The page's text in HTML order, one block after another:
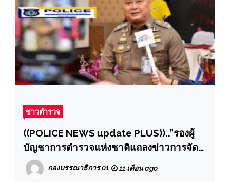
ข่าวตำรวจ
((POLICE NEWS update PLUS))..”รองผู้
บัญชาการตำรวจแห่งชาติแถลงข่าวการจัด
แข่งขันกีฬารักบี้ฟุตบอลประเพณีระหว่าง
ตำรวจไทย – มาเลเซีย ชิงถ้วยรุจิรวงศ์ ครั้งที่
กองบรรณาธิการ 01 11 เดือน ago